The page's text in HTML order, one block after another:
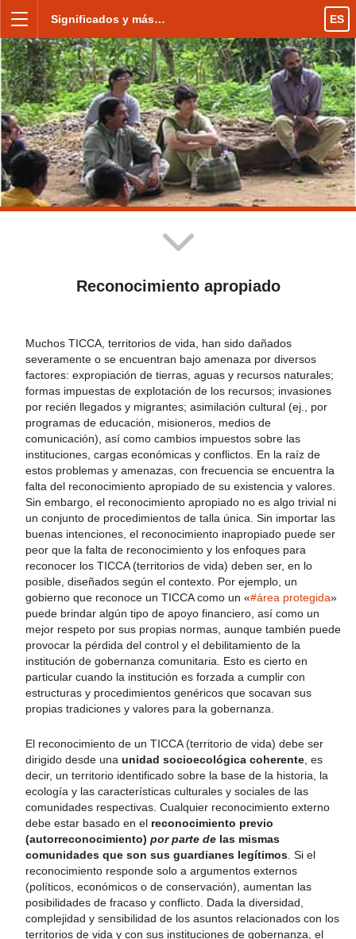
Significados y más…
ES
Reconocimiento apropiado
Muchos TICCA, territorios de vida, han sido dañados
severamente o se encuentran bajo amenaza por diversos
factores: expropiación de tierras, aguas y recursos naturales;
formas impuestas de explotación de los recursos; invasiones
por recién llegados y migrantes; asimilación cultural (ej., por
programas de educación, misioneros, medios de
comunicación), así como cambios impuestos sobre las
instituciones, cargas económicas y conflictos. En la raíz de
estos problemas y amenazas, con frecuencia se encuentra la
falta del reconocimiento apropiado de su existencia y valores.
Sin embargo, el reconocimiento apropiado no es algo trivial ni
un conjunto de procedimientos de talla única. Sin importar las
buenas intenciones, el reconocimiento inapropiado puede ser
peor que la falta de reconocimiento y los enfoques para
reconocer los TICCA (territorios de vida) deben ser, en lo
posible, diseñados según el contexto. Por ejemplo, un
gobierno que reconoce un TICCA como un «#área protegida»
puede brindar algún tipo de apoyo financiero, así como un
mejor respeto por sus propias normas, aunque también puede
provocar la pérdida del control y el debilitamiento de la
institución de gobernanza comunitaria. Esto es cierto en
particular cuando la institución es forzada a cumplir con
estructuras y procedimientos genéricos que socavan sus
propias tradiciones y valores para la gobernanza.
El reconocimiento de un TICCA (territorio de vida) debe ser
dirigido desde una unidad socioecológica coherente , es
decir, un territorio identificado sobre la base de la historia, la
ecología y las características culturales y sociales de las
comunidades respectivas. Cualquier reconocimiento externo
debe estar basado en el reconocimiento previo
(autorreconocimiento) por parte de las mismas
comunidades que son sus guardianes legítimos . Si el
reconocimiento responde solo a argumentos externos
(políticos, económicos o de conservación), aumentan las
posibilidades de fracaso y conflicto. Dada la diversidad,
complejidad y sensibilidad de los asuntos relacionados con los
territorios de vida y con sus instituciones de gobernanza, el